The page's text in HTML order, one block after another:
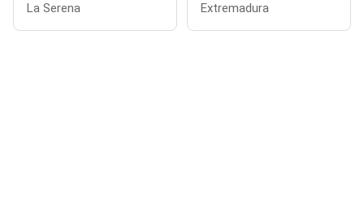
La Serena Extremadura